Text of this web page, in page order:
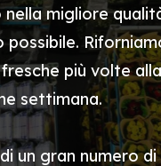
migliore
possibile.
più volte
settimana.
un gran numero di